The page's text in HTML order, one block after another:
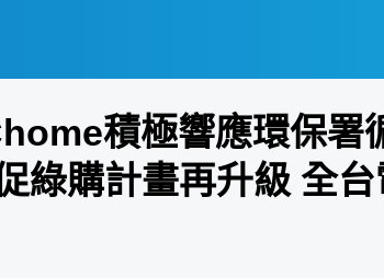
積極響應環保署
綠購計畫再升級 全